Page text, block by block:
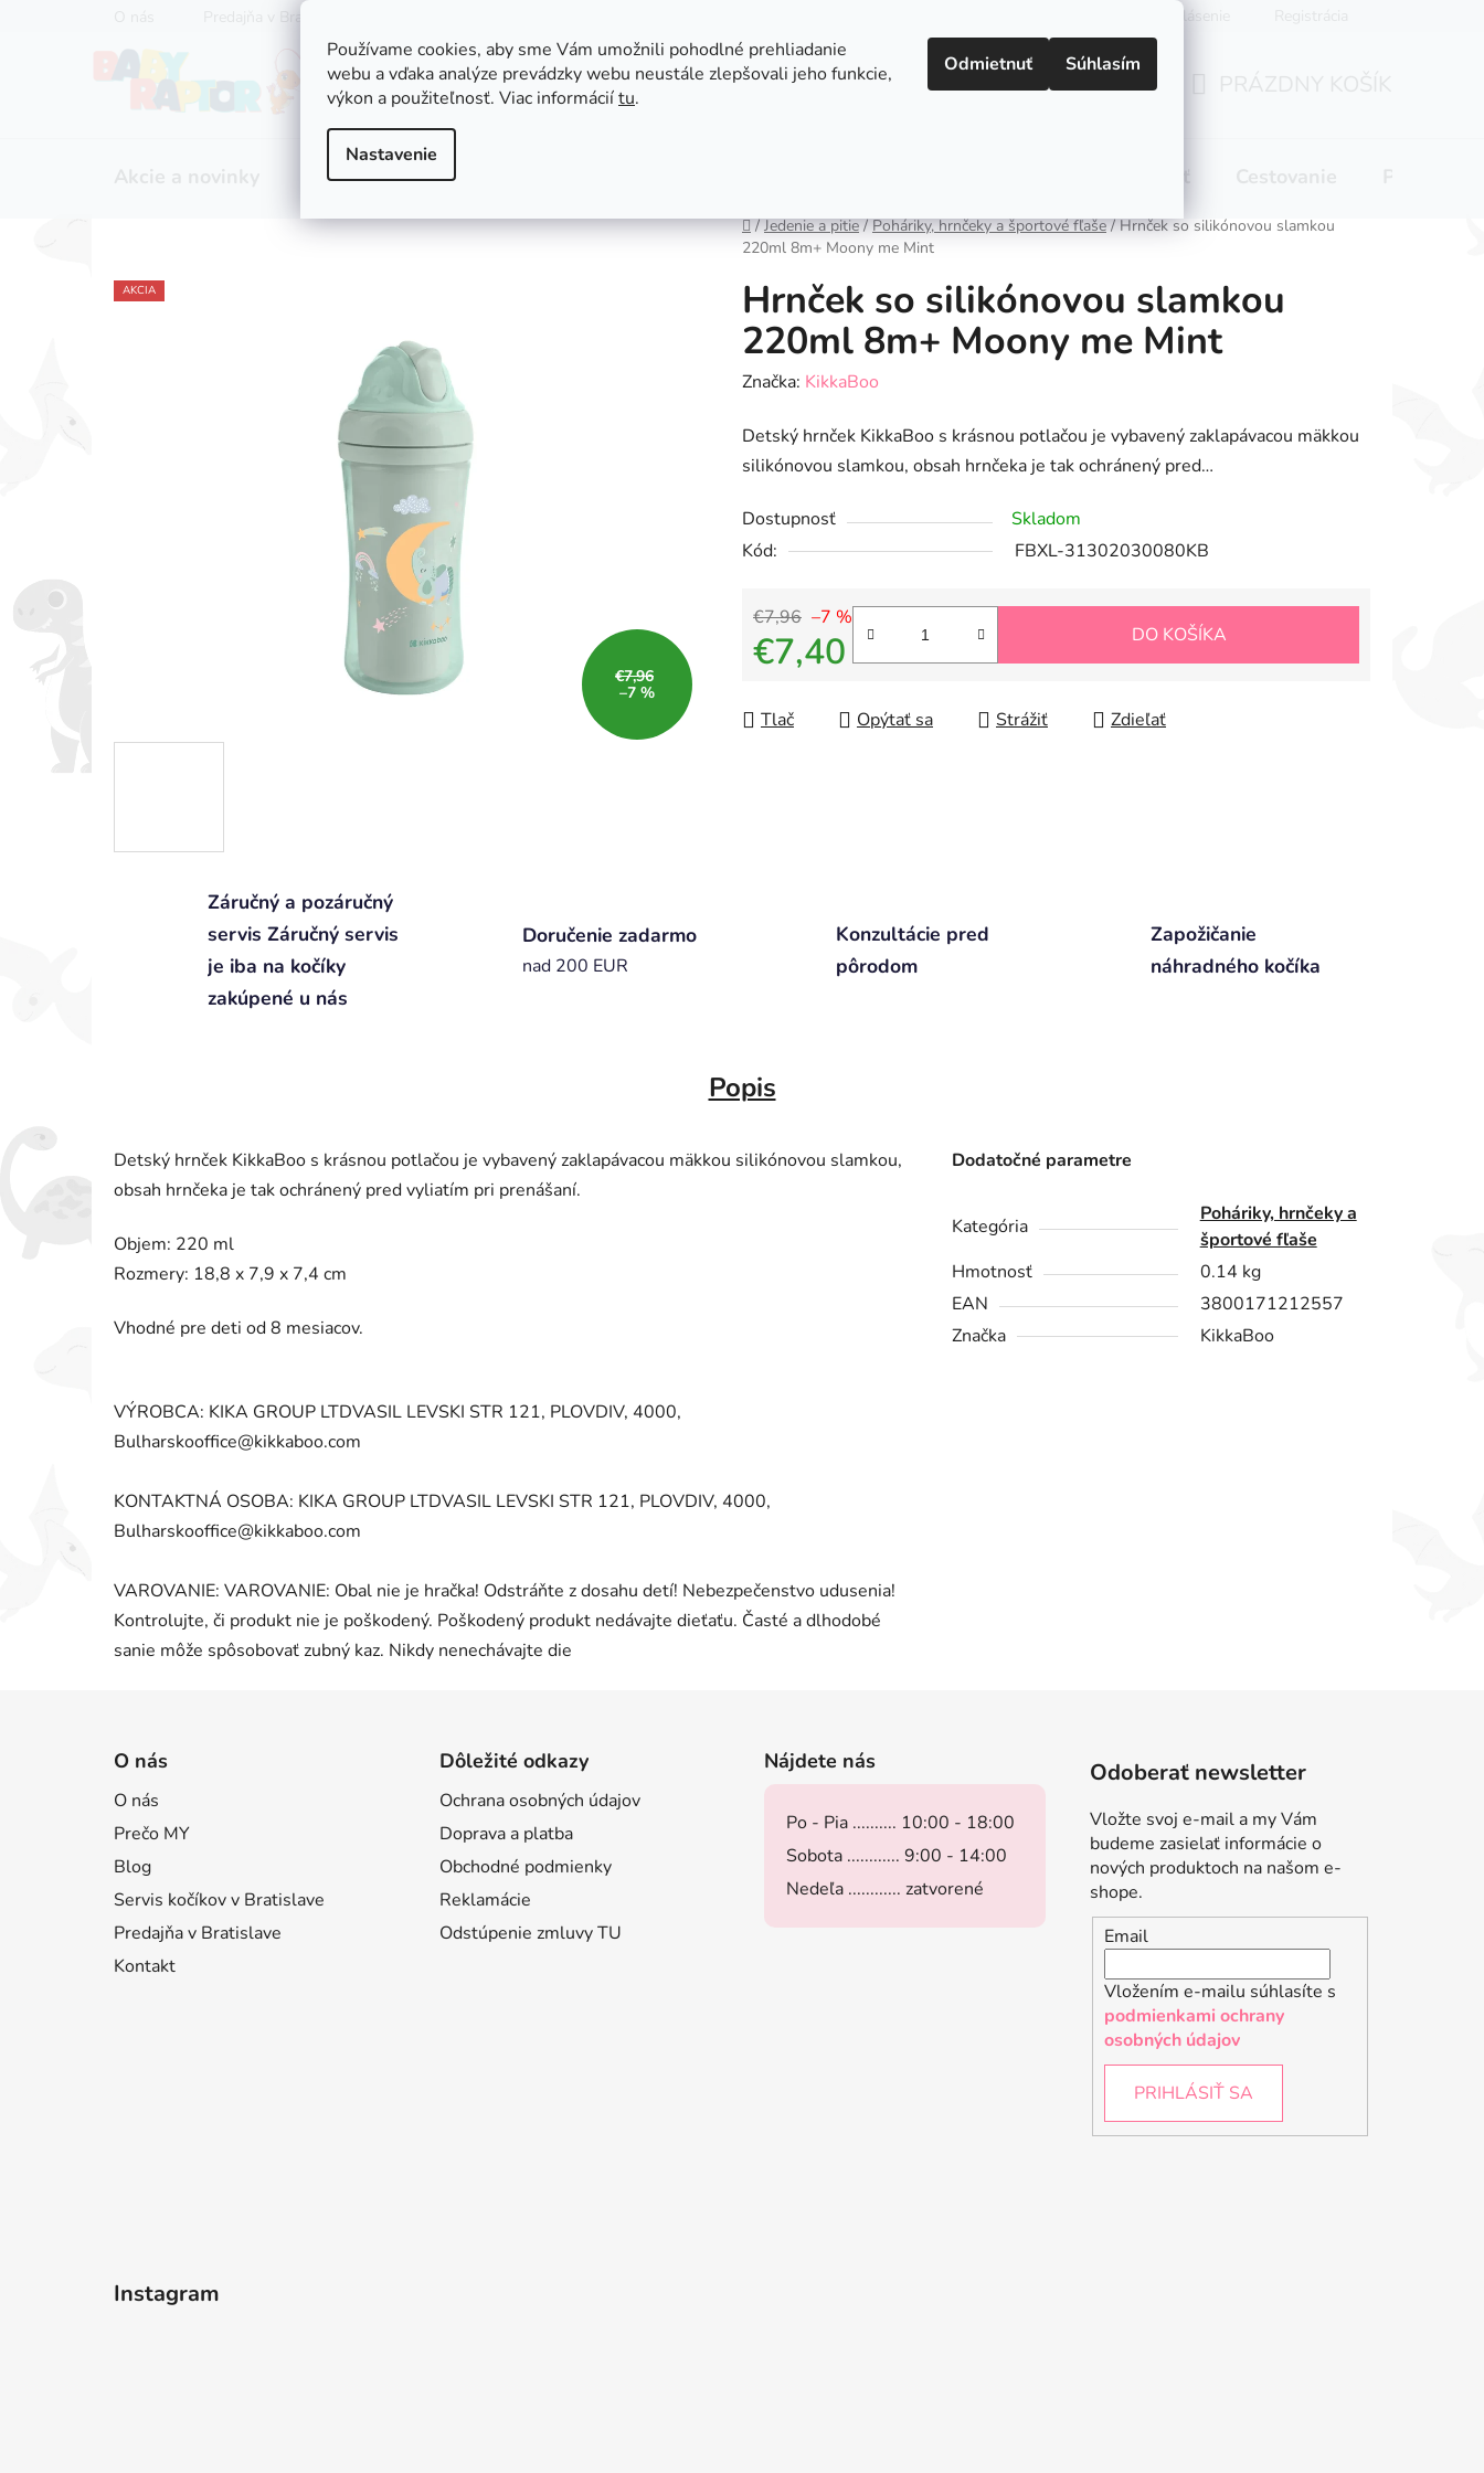
Používame cookies, aby sme Vám umožnili pohodlné prehliadanie
webu a vďaka analýze prevádzky webu neustále zlepšovali jeho funkcie,
výkon a použiteľnosť. Viac informáciítu.
Nastavenie
Odmietnuť Súhlasím
Predajňa v Bratislave Prihlásenie
Zľavy Kočíky
Domov
/ Jedenie a pitie / Poháriky, hrnčeky a športové fľaše / Hrnček so silikónovou slamkou
220ml 8m+ Moony me Mint
Hrnček so silikónovou slamkou
220ml 8m+ Moony me Mint
Značka: KikkaBoo
Detský hrnček KikkaBoo s krásnou potlačou je vybavený zaklapávacou mäkkou
silikónovou slamkou, obsah hrnčeka je tak ochránený pred…
Dostupnosť
Skladom
Kód:
FBXL-31302030080KB
€7,96 –7 %
€7,40 DO KOŠÍKA
Tlač Opýtať sa Strážiť Zdieľať
AKCIA
€7,96
–7 %
Záručný a pozáručný
servis Záručný servis
je iba na kočíky
zakúpené u nás
Doručenie zadarmo
nad 200 EUR
Konzultácie pred
pôrodom
Zapožičanie
náhradného kočíka
Popis
Detský hrnček KikkaBoo s krásnou potlačou je vybavený zaklapávacou mäkkou silikónovou slamkou,
obsah hrnčeka je tak ochránený pred vyliatím pri prenášaní.
Objem: 220 ml
Rozmery: 18,8 x 7,9 x 7,4 cm
Vhodné pre deti od 8 mesiacov.
VÝROBCA: KIKA GROUP LTDVASIL LEVSKI STR 121, PLOVDIV, 4000,
Bulharskooffice@kikkaboo.com
KONTAKTNÁ OSOBA: KIKA GROUP LTDVASIL LEVSKI STR 121, PLOVDIV, 4000,
Bulharskooffice@kikkaboo.com
VAROVANIE: VAROVANIE: Obal nie je hračka! Odstráňte z dosahu detí! Nebezpečenstvo udusenia!
Kontrolujte, či produkt nie je poškodený. Poškodený produkt nedávajte dieťaťu. Časté a dlhodobé
sanie môže spôsobovať zubný kaz. Nikdy nenechávajte die
Dodatočné parametre
Kategória
Poháriky, hrnčeky a
športové fľaše
Hmotnosť
0.14 kg
EAN
3800171212557
Značka
KikkaBoo
O nás
O nás
Prečo MY
Blog
Servis kočíkov v Bratislave
Predajňa v Bratislave
Kontakt
Dôležité odkazy
Ochrana osobných údajov
Doprava a platba
Obchodné podmienky
Reklamácie
Odstúpenie zmluvy TU
Nájdete nás
Po - Pia .......... 10:00 - 18:00
Sobota ............ 9:00 - 14:00
Nedeľa ............ zatvorené
Odoberať newsletter
Vložte svoj e-mail a my Vám
budeme zasielať informácie o
nových produktoch na našom e-
shope.
Email
Vložením e-mailu súhlasíte s
podmienkami ochrany
osobných údajov
PRIHLÁSIŤ SA
Instagram